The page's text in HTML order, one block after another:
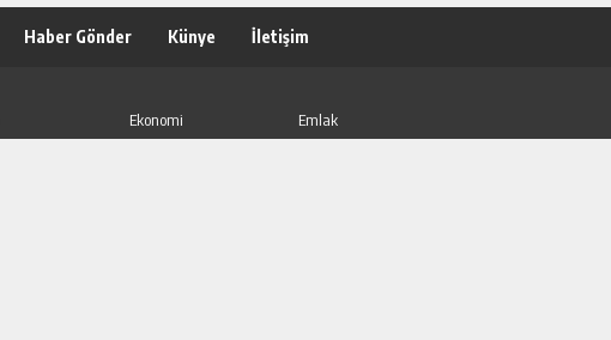
Haber Gönder Künye İletişim
Ekonomi
Emlak